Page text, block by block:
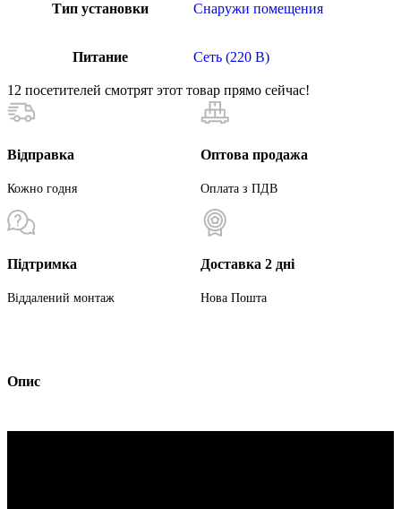
Тип установки Снаружи помещения
Питание Сеть (220 В)
12 посетителей смотрят этот товар прямо сейчас!
Відправка
Кожно годня
Оптова продажа
Оплата з ПДВ
Підтримка
Віддалений монтаж
Доставка 2 дні
Нова Пошта
Опис